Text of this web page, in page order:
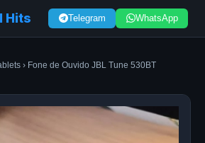
Hits Telegram WhatsApp
› Fone de Ouvido JBL Tune 530BT